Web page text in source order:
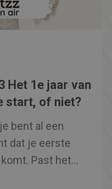
Het 1e jaar van
start, of niet?
bent al een
dat je eerste
Past het
waar je